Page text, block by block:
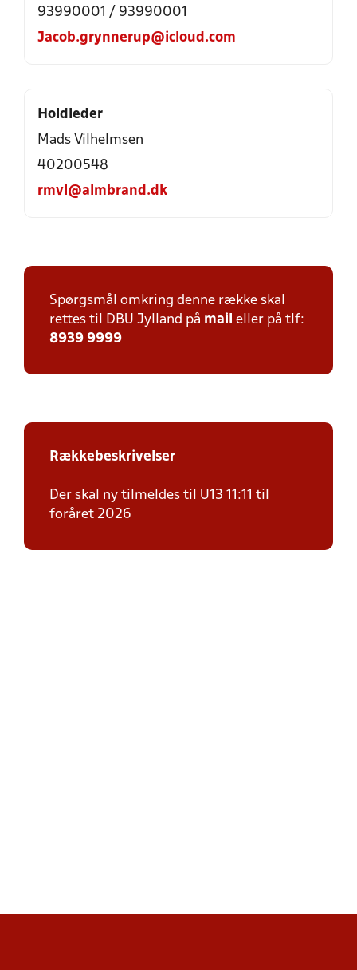
93990001 / 93990001
Jacob.grynnerup@icloud.com
Holdleder
Mads Vilhelmsen
40200548
rmvl@almbrand.dk
Spørgsmål omkring denne række skal
rettes til DBU Jylland på mail eller på tlf:
8939 9999
Rækkebeskrivelser
Der skal ny tilmeldes til U13 11:11 til
foråret 2026